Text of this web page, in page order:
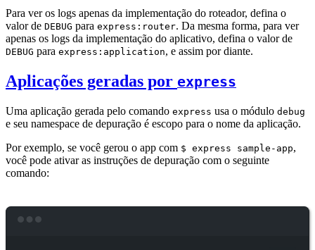
Para ver os logs apenas da implementação do roteador, defina o
valor de DEBUG para express:router. Da mesma forma, para ver
apenas os logs da implementação do aplicativo, defina o valor de
DEBUG para express:application, e assim por diante.
Aplicações geradas por express
Uma aplicação gerada pelo comando express usa o módulo debug
e seu namespace de depuração é escopo para o nome da aplicação.
Por exemplo, se você gerou o app com $ express sample-app,
você pode ativar as instruções de depuração com o seguinte
comando: